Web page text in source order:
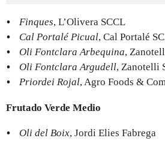
Finques, L’Olivera SCCL
Cal Portalé Picual, Cal Portalé
Oli Fontclara Arbequina,
Oli Fontclara Argudell, Zanotelli
Priordei Rojal, Agro Foods &
Frutado Verde Medio
Oli del Boix, Jordi Elies Fabrega